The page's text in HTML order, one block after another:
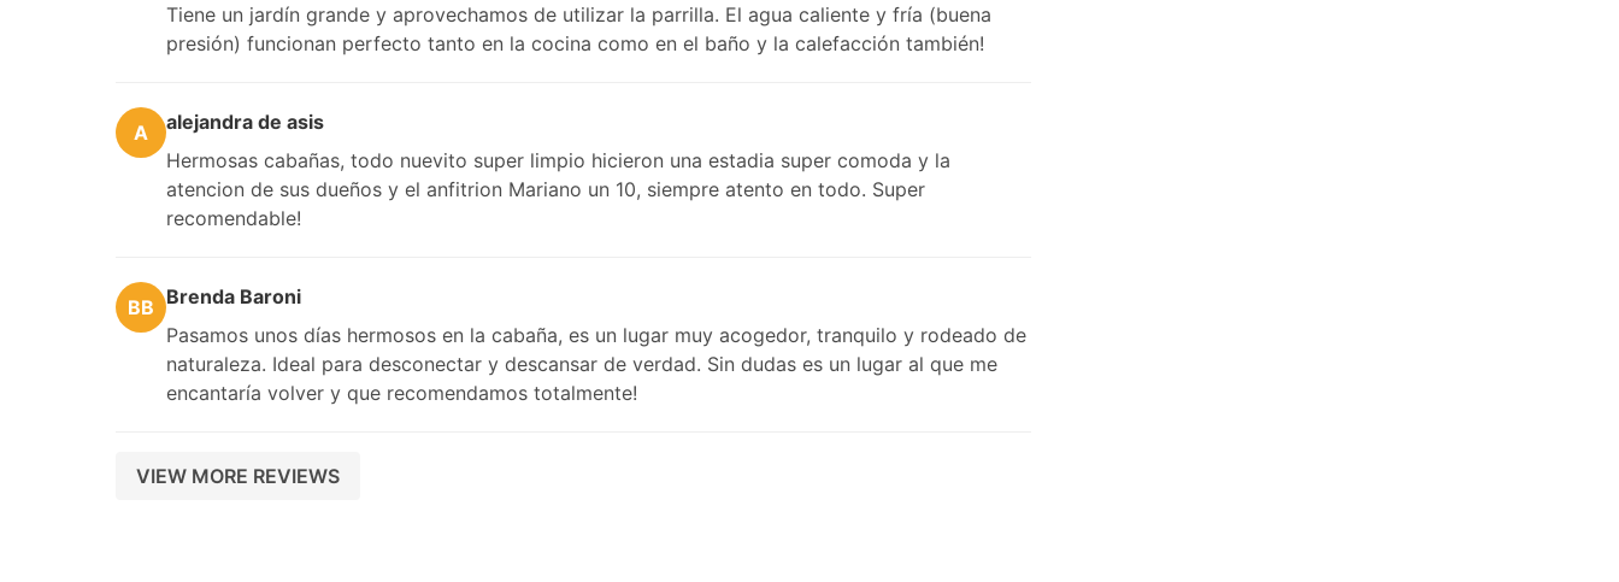
Tiene un jardín grande y aprovechamos de utilizar la parrilla. El agua caliente y fría (buena
presión) funcionan perfecto tanto en la cocina como en el baño y la calefacción también!
A
alejandra de asis
Hermosas cabañas, todo nuevito super limpio hicieron una estadia super comoda y la
atencion de sus dueños y el anfitrion Mariano un 10, siempre atento en todo. Super
recomendable!
BB Brenda Baroni
Pasamos unos días hermosos en la cabaña, es un lugar muy acogedor, tranquilo y rodeado de
naturaleza. Ideal para desconectar y descansar de verdad. Sin dudas es un lugar al que me
encantaría volver y que recomendamos totalmente!
VIEW MORE REVIEWS